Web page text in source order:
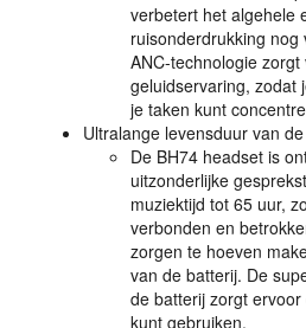
verbetert het algehele
ruisonderdrukking
ANC-technologie
geluidservaring, zodat
je taken kunt
Ultralange levensduur van
De BH74 headset is
uitzonderlijke
muziektijd tot 65 uur,
verbonden en
zorgen te hoeven
van de batterij. De
de batterij zorgt
kunt gebruiken.